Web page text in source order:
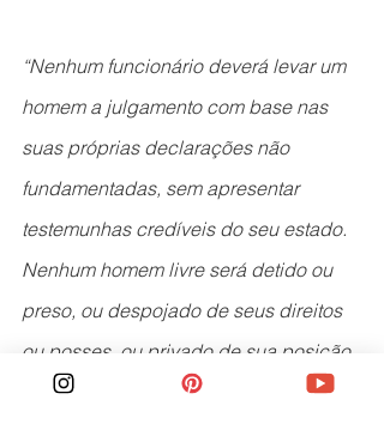
“Nenhum funcionário deverá levar um
homem a julgamento com base nas
suas próprias declarações não
fundamentadas, sem apresentar
testemunhas credíveis do seu estado.
Nenhum homem livre será detido ou
preso, ou despojado de seus direitos
ou posses, ou privado de sua posição
de qualquer outra forma, nem